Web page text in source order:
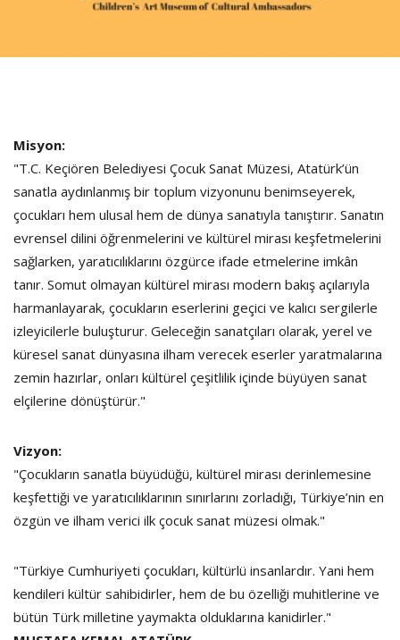
Misyon:
"T.C. Keçiören Belediyesi Çocuk Sanat Müzesi, Atatürk’ün
sanatla aydınlanmış bir toplum vizyonunu benimseyerek,
çocukları hem ulusal hem de dünya sanatıyla tanıştırır. Sanatın
evrensel dilini öğrenmelerini ve kültürel mirası keşfetmelerini
sağlarken, yaratıcılıklarını özgürce ifade etmelerine imkân
tanır. Somut olmayan kültürel mirası modern bakış açılarıyla
harmanlayarak, çocukların eserlerini geçici ve kalıcı sergilerle
izleyicilerle buluşturur. Geleceğin sanatçıları olarak, yerel ve
küresel sanat dünyasına ilham verecek eserler yaratmalarına
zemin hazırlar, onları kültürel çeşitlilik içinde büyüyen sanat
elçilerine dönüştürür."
Vizyon:
"Çocukların sanatla büyüdüğü, kültürel mirası derinlemesine
keşfettiği ve yaratıcılıklarının sınırlarını zorladığı, Türkiye’nin en
özgün ve ilham verici ilk çocuk sanat müzesi olmak."
"Türkiye Cumhuriyeti çocukları, kültürlü insanlardır. Yani hem
kendileri kültür sahibidirler, hem de bu özelliği muhitlerine ve
bütün Türk milletine yaymakta olduklarına kanidirler."